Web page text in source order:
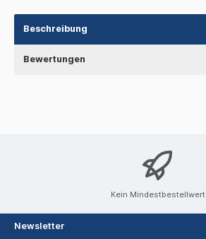
Beschreibung
Bewertungen
Kein Mindestbestellwert
Newsletter